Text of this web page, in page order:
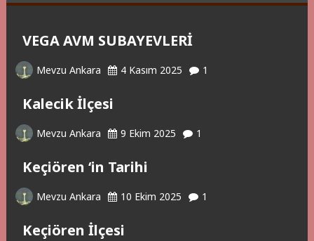
VEGA AVM SUBAYEVLERİ
Mevzu Ankara 4 Kasım 2025 1
Kalecik İlçesi
Mevzu Ankara 9 Ekim 2025 1
Keçiören ‘in Tarihi
Mevzu Ankara 10 Ekim 2025 1
Keçiören İlçesi